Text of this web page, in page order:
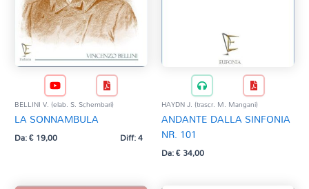
BELLINI V. (elab. S. Schembari)
LA SONNAMBULA
Da:€19,00 Diff: 4
HAYDN J. (trascr. M. Mangani)
ANDANTE DALLA SINFONIA
NR. 101
Da:€34,00